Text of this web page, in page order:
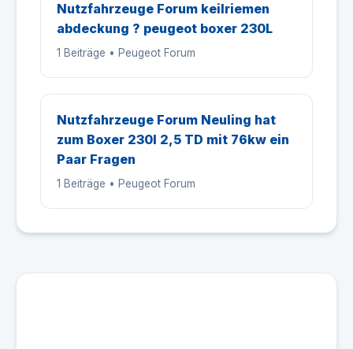
Nutzfahrzeuge Forum keilriemen
abdeckung ? peugeot boxer 230L
1 Beiträge • Peugeot Forum
Nutzfahrzeuge Forum Neuling hat
zum Boxer 230l 2,5 TD mit 76kw ein
Paar Fragen
1 Beiträge • Peugeot Forum